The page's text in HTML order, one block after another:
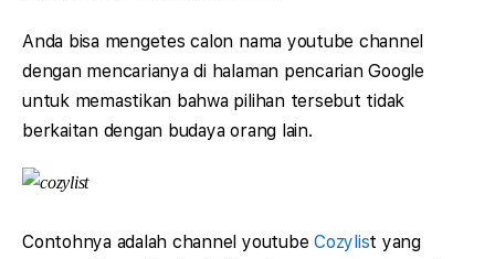
Anda bisa mengetes calon nama youtube channel
dengan mencarianya di halaman pencarian Google
untuk memastikan bahwa pilihan tersebut tidak
berkaitan dengan budaya orang lain.
Contohnya adalah channel youtubeCozylist yang